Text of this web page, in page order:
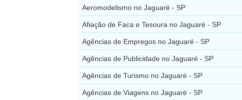
Aeromodelismo no Jaguaré - SP
Afiação de Faca e Tesoura no Jaguaré - SP
Agências de Empregos no Jaguaré - SP
Agências de Publicidade no Jaguaré - SP
Agências de Turismo no Jaguaré - SP
Agências de Viagens no Jaguaré - SP